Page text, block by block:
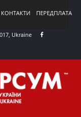
КОНТАКТИ ПЕРЕДПЛАТА
Ukraine